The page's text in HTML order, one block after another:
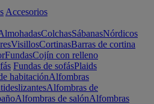
Accesorios
ColchasSábanasNórdicos
VisillosCortinasBarras de cortina
FundasCojín con relleno
Fundas de sofásPlaids
habitaciónAlfombras
Alfombras de
Alfombras de salónAlfombras